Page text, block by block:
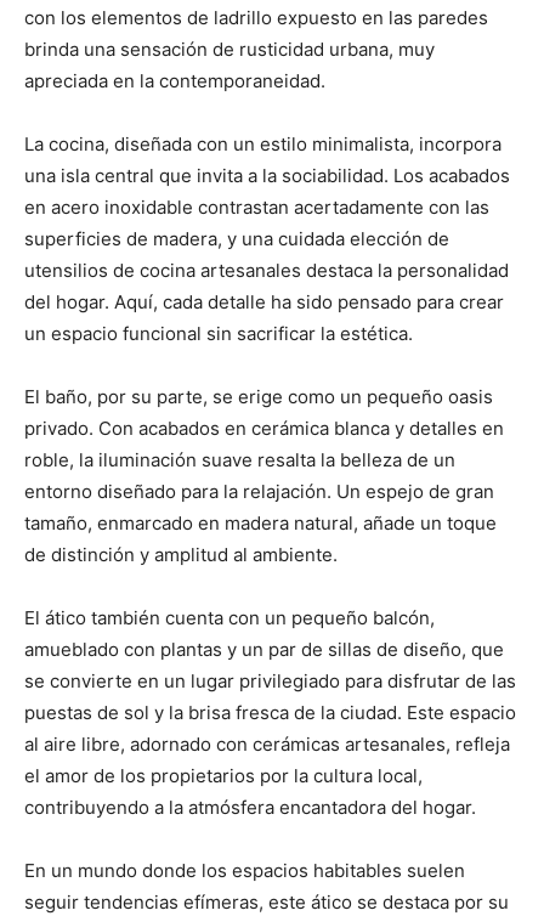
con los elementos de ladrillo expuesto en las paredes
brinda una sensación de rusticidad urbana, muy
apreciada en la contemporaneidad.
La cocina, diseñada con un estilo minimalista, incorpora
una isla central que invita a la sociabilidad. Los acabados
en acero inoxidable contrastan acertadamente con las
superficies de madera, y una cuidada elección de
utensilios de cocina artesanales destaca la personalidad
del hogar. Aquí, cada detalle ha sido pensado para crear
un espacio funcional sin sacrificar la estética.
El baño, por su parte, se erige como un pequeño oasis
privado. Con acabados en cerámica blanca y detalles en
roble, la iluminación suave resalta la belleza de un
entorno diseñado para la relajación. Un espejo de gran
tamaño, enmarcado en madera natural, añade un toque
de distinción y amplitud al ambiente.
El ático también cuenta con un pequeño balcón,
amueblado con plantas y un par de sillas de diseño, que
se convierte en un lugar privilegiado para disfrutar de las
puestas de sol y la brisa fresca de la ciudad. Este espacio
al aire libre, adornado con cerámicas artesanales, refleja
el amor de los propietarios por la cultura local,
contribuyendo a la atmósfera encantadora del hogar.
En un mundo donde los espacios habitables suelen
seguir tendencias efímeras, este ático se destaca por su